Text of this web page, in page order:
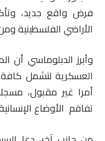
فرض واقع جديد،
الأراضي الفلسطينية
وأبرز الدبلوماسي أن
العسكرية لتشمل
أمرا غير مقبول،
تفاقم الأوضاع